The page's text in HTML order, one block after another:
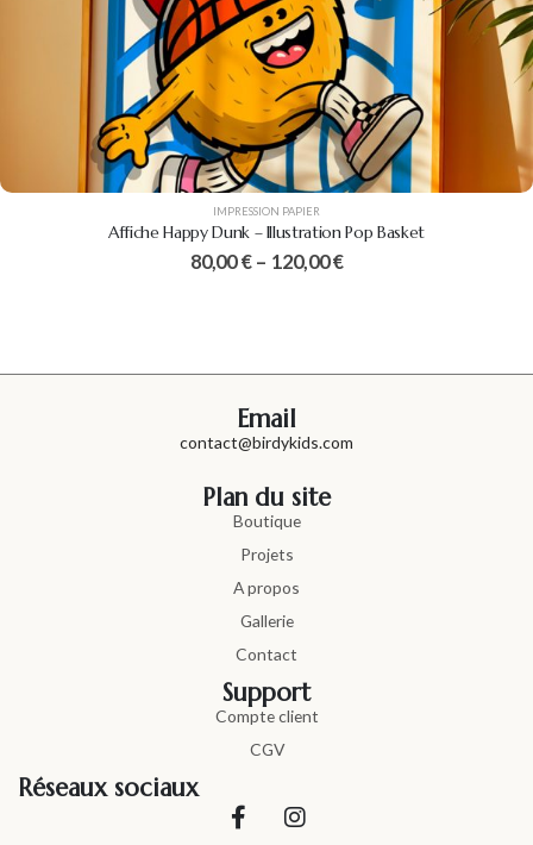
IMPRESSION PAPIER
Affiche Happy Dunk – Illustration Pop Basket
80,00€ – 120,00€
Email
contact@birdykids.com
Plan du site
Boutique
Projets
A propos
Gallerie
Contact
Support
Compte client
CGV
Réseaux sociaux